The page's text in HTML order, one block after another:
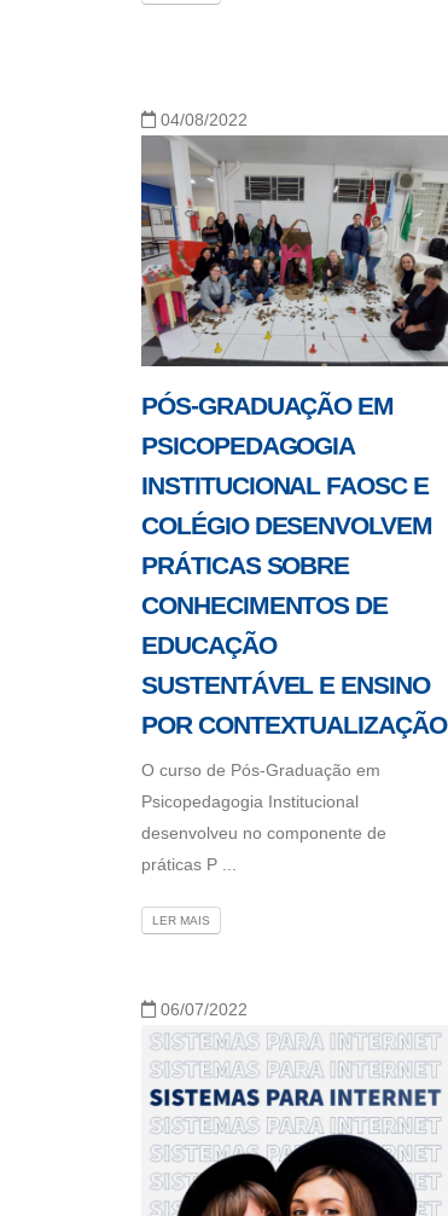
04/08/2022
PÓS-GRADUAÇÃO EM
PSICOPEDAGOGIA
INSTITUCIONAL FAOSC E
COLÉGIO DESENVOLVEM
PRÁTICAS SOBRE
CONHECIMENTOS DE
EDUCAÇÃO
SUSTENTÁVEL E ENSINO
POR CONTEXTUALIZAÇÃO
O curso de Pós-Graduação em
Psicopedagogia Institucional
desenvolveu no componente de
práticas P ...
LER MAIS
06/07/2022